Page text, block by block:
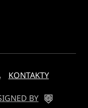
KONTAKTY
BY